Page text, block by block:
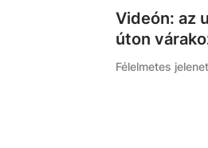
Videón: az
úton
Félelmetes